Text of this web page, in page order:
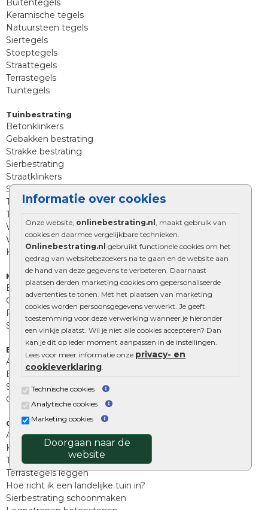
Informatie over cookies
Onze website, onlinebestrating.nl , maakt gebruik van
cookies en daarmee vergelijkbare technieken.
Onlinebestrating.nl gebruikt functionele cookies om het
gedrag van websitebezoekers na te gaan en de website aan
de hand van deze gegevens te verbeteren. Daarnaast
plaatsen derden marketing cookies om gepersonaliseerde
advertenties te tonen. Met het plaatsen van marketing
cookies worden persoonsgegevens verwerkt. Je geeft
toestemming voor deze verwerking wanneer je hieronder
een vinkje plaatst. Wil je niet alle cookies accepteren? Dan
kan je dit op ieder moment aanpassen in de instellingen.
Lees voor meer informatie onze privacy- en
cookieverklaring.
Technische cookies
Analytische cookies
Marketing cookies
Doorgaan naar de
website
Buitentegels
Keramische tegels
Natuursteen tegels
Siertegels
Stoeptegels
Straattegels
Terrastegels
Tuintegels
Tuinbestrating
Betonklinkers
Gebakken bestrating
Strakke bestrating
Sierbestrating
Straatklinkers
Straatstenen
Trommelstenen
Tuinstenen
Waalformaat
Wildverband bestrating
Kingstones
Muurelementen
Betonbielzen
Opsluitbanden
Palissades
Stapelblokken
Extra benodigdheden
Afwatering en diversen
Beplantings en betonelementen
Split, grind en zand
Oprit tegels
Overig
Aanbiedingen
Kunstgras
Tuintegels outlet
Terrastegels leggen
Hoe richt ik een landelijke tuin in?
Sierbestrating schoonmaken